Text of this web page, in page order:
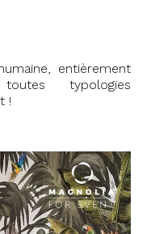
entièrement
typologies
!